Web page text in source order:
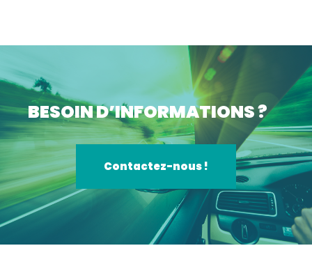
BESOIN D’INFORMATIONS ?
Contactez-nous !